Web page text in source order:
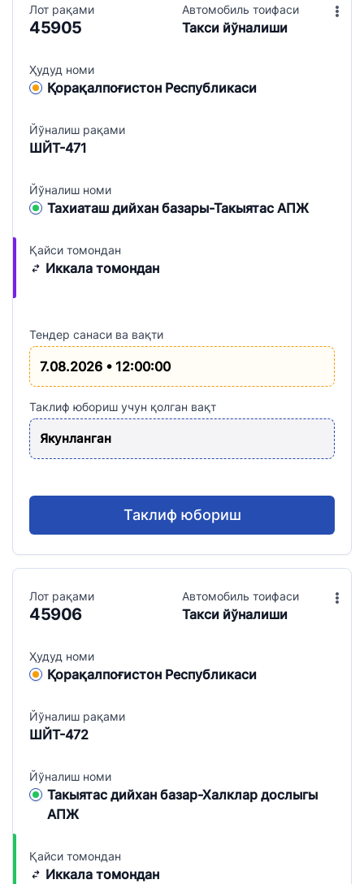
Лот рақами
45905
Ҳудуд номи
Қорақалпоғистон Республикаси
Йўналиш рақами
ШЙТ-471
Йўналиш номи
Тахиаташ дийхан базары-Такыятас АПЖ
Aвтомобиль тоифаси
Такси йўналиши
Қайси томондан
Иккала томондан
Тендер санаси ва вақти
7.08.2026 • 12:00:00
Таклиф юбориш учун қолган вақт
Якунланган
Таклиф юбориш
Лот рақами
45906
Ҳудуд номи
Қорақалпоғистон Республикаси
Йўналиш рақами
ШЙТ-472
Йўналиш номи
Такыятас дийхан базар-Халклар дослыгы
АПЖ
Aвтомобиль тоифаси
Такси йўналиши
Қайси томондан
Иккала томондан